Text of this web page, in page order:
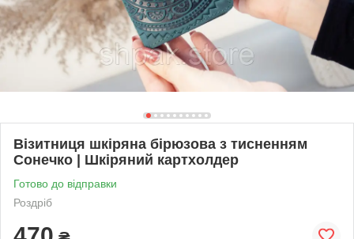
Візитниця шкіряна бірюзова з тисненням
Сонечко | Шкіряний картхолдер
Готово до відправки
Роздріб